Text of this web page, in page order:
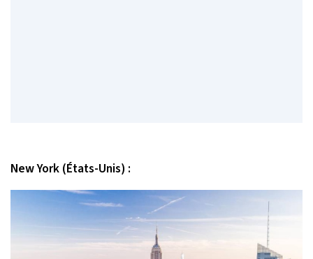
New York (États-Unis) :